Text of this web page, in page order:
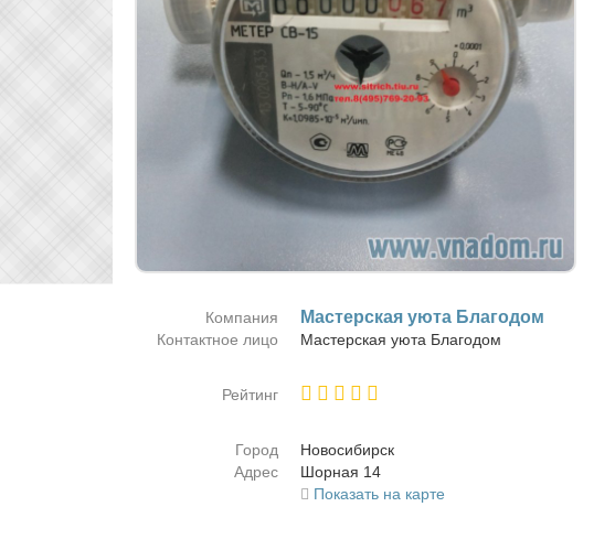
Компания Ма­стер­ская уюта Бла­го­дом
Контактное лицо Ма­стер­ская уюта Бла­го­дом
Рейтинг
Город
Но­во­си­бирск
Адрес
Шор­ная 14
Показать на карте